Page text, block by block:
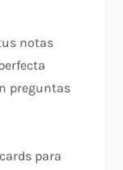
notas
preguntas
para